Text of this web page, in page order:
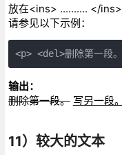
放在<ins> .......... </ins>
请参见以下示例：
<p> <del>删除第一段
输出：
删除第一段。 写另一段。
11）较大的文本